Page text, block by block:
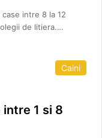
intre 8 la 12
de litiera.…
Caini
1 si 8